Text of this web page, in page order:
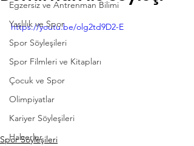
Egzersiz ve Antrenman Bilimi
Yaşlılık ve Spor
Spor Söyleşileri
Spor Filmleri ve Kitapları
Çocuk ve Spor
Olimpiyatlar
Kariyer Söyleşileri
Haberler
https://youtu.be/olg2td9D2-E
Spor Söyleşileri